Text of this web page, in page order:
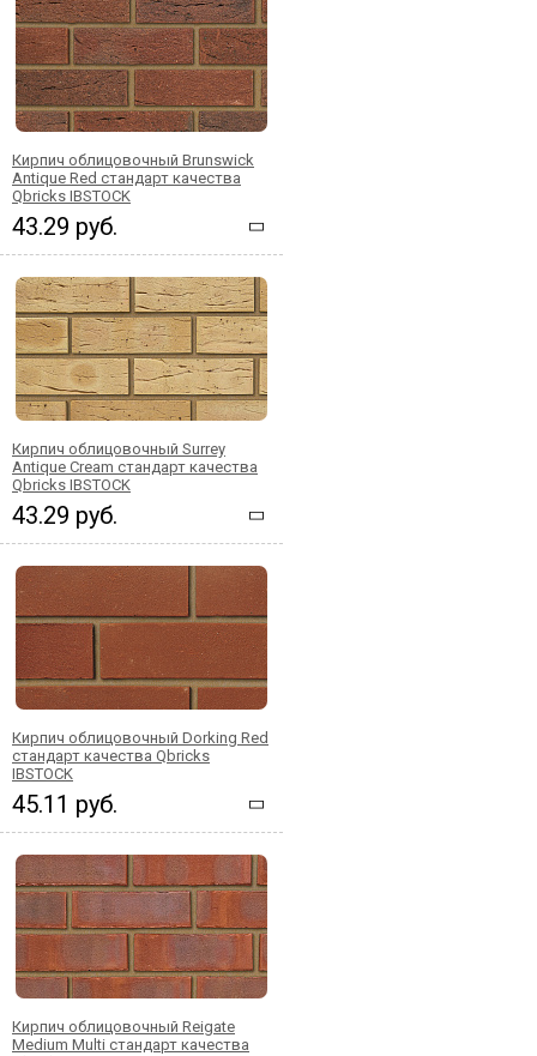
Кирпич облицовочный Brunswick
Antique Red стандарт качества
Qbricks IBSTOCK
43.29 руб.
Кирпич облицовочный Surrey
Antique Cream стандарт качества
Qbricks IBSTOCK
43.29 руб.
Кирпич облицовочный Dorking Red
стандарт качества Qbricks
IBSTOCK
45.11 руб.
Кирпич облицовочный Reigate
Medium Multi стандарт качества